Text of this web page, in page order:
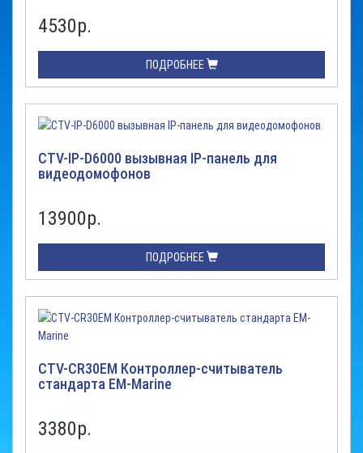
4530р.
ПОДРОБНЕЕ
CTV-IP-D6000 вызывная IP-панель для
видеодомофонов
13900р.
ПОДРОБНЕЕ
CTV-CR30EM Контроллер-считыватель
стандарта EM-Marine
3380р.